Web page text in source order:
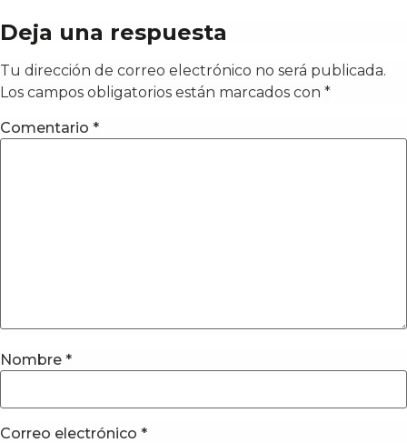
Deja una respuesta
Tu dirección de correo electrónico no será publicada.
Los campos obligatorios están marcados con *
Comentario *
Nombre *
Correo electrónico *